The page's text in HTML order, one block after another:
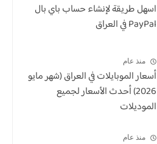
اسهل طريقة لإنشاء حساب باي بال
PayPal في العراق
منذ عام
أسعار الموبايلات في العراق (شهر مايو
2026) أحدث الأسعار لجميع
الموديلات
منذ عام